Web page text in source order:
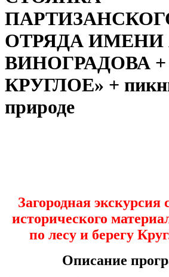
ОТРЯДА ИМЕНИ
ВИНОГРАДОВА +
КРУГЛОЕ» +
природе
Загородная экскурсия
исторического
по лесу и берегу
Описание